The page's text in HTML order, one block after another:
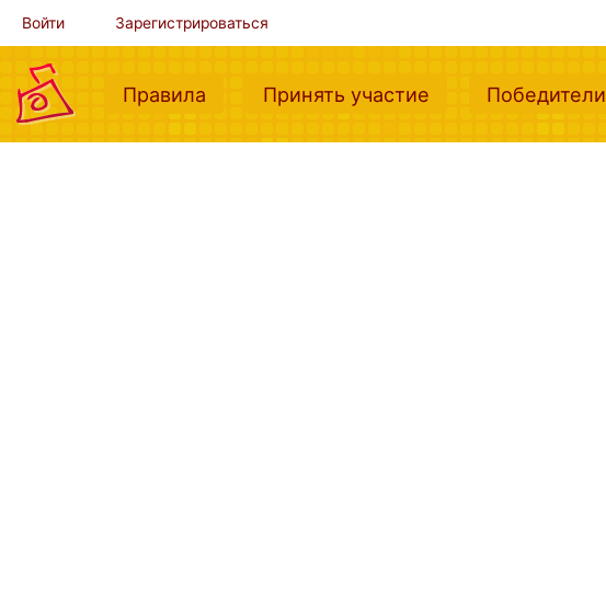
Войти Зарегистрироваться
Правила (current)Принять участие (current)Победители